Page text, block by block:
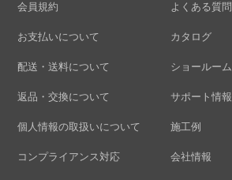
会員規約
お支払いについて
配送・送料について
返品・交換について
個人情報の取扱いについて
コンプライアンス対応
よくある質問
カタログ
ショールーム
サポート情報
施工例
会社情報